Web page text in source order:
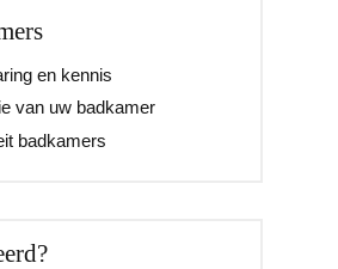
en kennis
van uw badkamer
badkamers